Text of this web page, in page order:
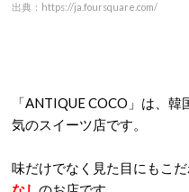
出典：https://ja.foursquare.com/
「ANTIQUE COCO」は、
気のスイーツ店です。
味だけでなく見た目にもこだ